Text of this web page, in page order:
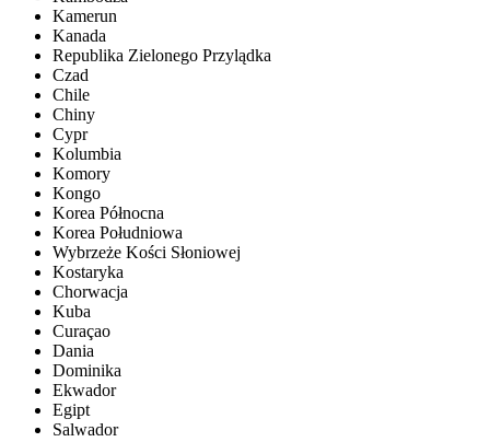
Kamerun
Kanada
Republika Zielonego Przylądka
Czad
Chile
Chiny
Cypr
Kolumbia
Komory
Kongo
Korea Północna
Korea Południowa
Wybrzeże Kości Słoniowej
Kostaryka
Chorwacja
Kuba
Curaçao
Dania
Dominika
Ekwador
Egipt
Salwador